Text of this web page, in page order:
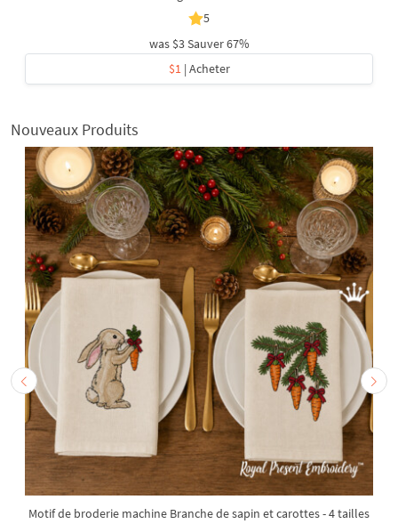
5
was $3Sauver 67%
$1 | Acheter
Nouveaux Produits
Motif de broderie machine Branche de sapin et carottes - 4 tailles